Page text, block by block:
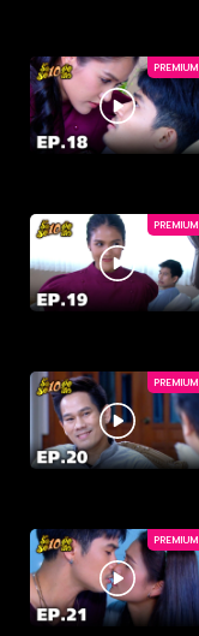
PREMIUM
PREMIUM
PREMIUM
PREMIUM